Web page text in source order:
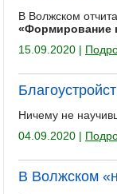
В Волжском
«Формирование
15.09.2020 |
Ничему не
04.09.2020 |
В Волжском